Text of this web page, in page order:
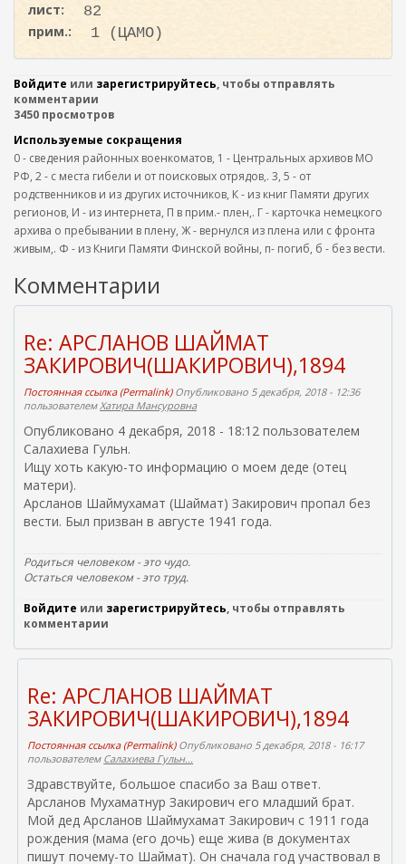
лист:
82
прим.:
1 (ЦАМО)
Войдите или зарегистрируйтесь, чтобы отправлять
комментарии
3450 просмотров
Используемые сокращения
0 - сведения районных военкоматов, 1 - Центральных архивов МО
РФ, 2 - с места гибели и от поисковых отрядов,. 3, 5 - от
родственников и из других источников, К - из книг Памяти других
регионов, И - из интернета, П в прим.- плен,. Г - карточка немецкого
архива о пребывании в плену, Ж - вернулся из плена или с фронта
живым,. Ф - из Книги Памяти Финской войны, п- погиб, б - без вести.
Комментарии
Re: АРСЛАНОВ ШАЙМАТ
ЗАКИРОВИЧ(ШАКИРОВИЧ),1894
Постоянная ссылка (Permalink)Опубликовано 5 декабря, 2018 - 12:36
пользователемХатира Мансуровна
Опубликовано 4 декабря, 2018 - 18:12 пользователем
Cалахиева Гульн.
Ищу хоть какую-то информацию о моем деде (отец
матери).
Арсланов Шаймухамат (Шаймат) Закирович пропал без
вести. Был призван в августе 1941 года.
Родиться человеком - это чудо.
Остаться человеком - это труд.
Войдите или зарегистрируйтесь, чтобы отправлять
комментарии
Re: АРСЛАНОВ ШАЙМАТ
ЗАКИРОВИЧ(ШАКИРОВИЧ),1894
Постоянная ссылка (Permalink)Опубликовано 5 декабря, 2018 - 16:17
пользователем Cалахиева Гульн...
Здравствуйте, большое спасибо за Ваш ответ.
Арсланов Мухаматнур Закирович его младший брат.
Мой дед Арсланов Шаймухамат Закирович с 1911 года
рождения (мама (его дочь) еще жива (в документах
пишут почему-то Шаймат). Он сначала год участвовал в